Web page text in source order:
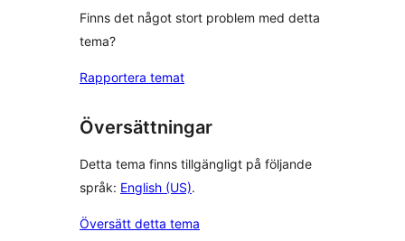
Finns det något stort problem med detta
tema?
Rapportera temat
Översättningar
Detta tema finns tillgängligt på följande
språk: English (US).
Översätt detta tema